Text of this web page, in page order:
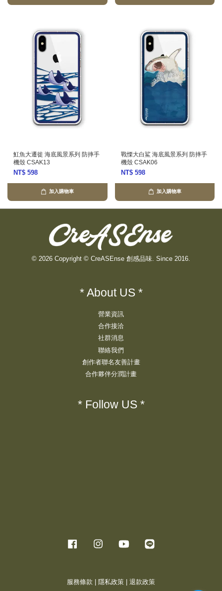
魟魚大遷徙 海底風景系列 防摔手
機殼 CSAK13
NT$ 598
加入購物車
戰慄大白鯊 海底風景系列 防摔手
機殼 CSAK06
NT$ 598
加入購物車
© 2026 Copyright © CreASEnse 創感品味. Since 2016.
* About US *
營業資訊
合作接洽
社群消息
聯絡我們
創作者聯名友善計畫
合作夥伴分潤計畫
* Follow US *
Facebook Instagram YouTube
服務條款 隱私政策 退款政策